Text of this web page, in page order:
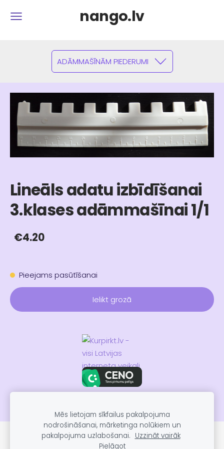
nango.lv
ADĀMMAŠĪNĀM PIEDERUMI
Lineāls adatu izbīdīšanai
3.klases adāmmašīnai 1/1
€4.20
Pieejams pasūtīšanai
Ielikt grozā
Sīkdatnes
Mēs lietojam sīkfailus pakalpojuma
nodrošināšanai, mārketinga nolūkiem un
pakalpojuma uzlabošanai. Uzzināt vairāk
Pielāgot